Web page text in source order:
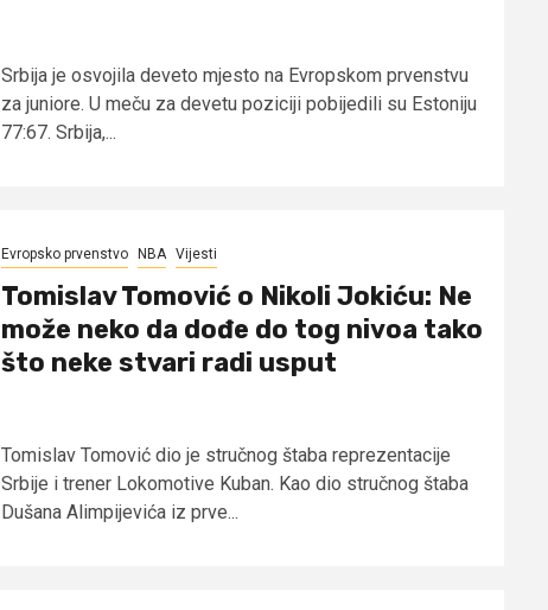
Srbija je osvojila deveto mjesto na Evropskom prvenstvu
za juniore. U meču za devetu poziciji pobijedili su Estoniju
77:67. Srbija,...
Evropsko prvenstvo NBA Vijesti
Tomislav Tomović o Nikoli Jokiću: Ne
može neko da dođe do tog nivoa tako
što neke stvari radi usput
Tomislav Tomović dio je stručnog štaba reprezentacije
Srbije i trener Lokomotive Kuban. Kao dio stručnog štaba
Dušana Alimpijevića iz prve...